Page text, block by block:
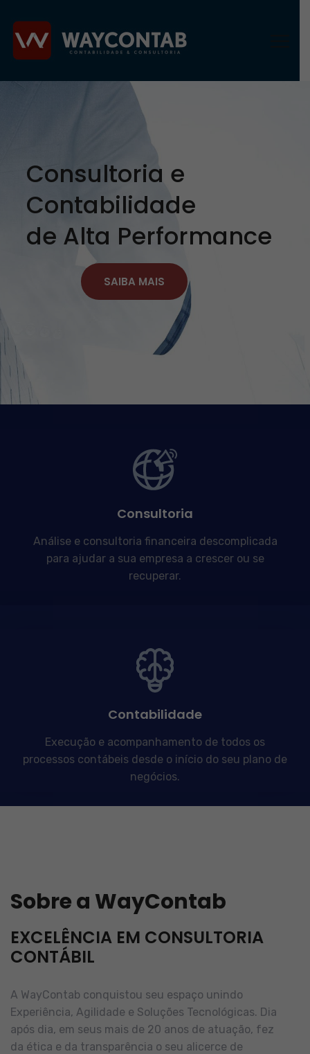
Consultoria e
Contabilidade
de Alta Performance
SAIBA MAIS
Consultoria
Análise e consultoria financeira descomplicada
para ajudar a sua empresa a crescer ou se
recuperar.
Contabilidade
Execução e acompanhamento de todos os
processos contábeis desde o início do seu plano de
negócios.
Sobre a WayContab
EXCELÊNCIA EM CONSULTORIA
CONTÁBIL
A WayContab conquistou seu espaço unindo
Experiência, Agilidade e Soluções Tecnológicas. Dia
após dia, em seus mais de 20 anos de atuação, fez
da ética e da transparência o seu alicerce de